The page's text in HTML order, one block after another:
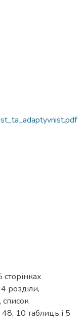
розділи,
список
48, 10 таблиць і 5